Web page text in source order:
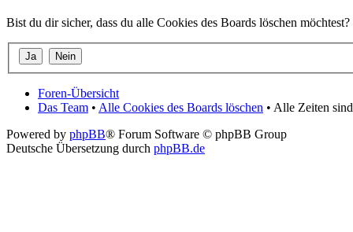
Bist du dir sicher, dass du alle Cookies des Boards löschen möchtest?
Foren-Übersicht
Das Team • Alle Cookies des Boards löschen • Alle Zeiten
Powered by phpBB® Forum Software © phpBB Group
Deutsche Übersetzung durch phpBB.de